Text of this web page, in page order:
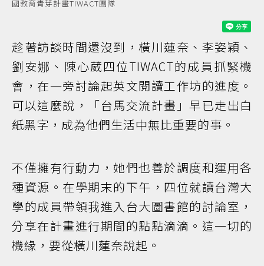
國教育青芽計畫TIWACT團隊
趁著訪談時間還沒到，橫川蓮奈、李姿穎、
劉安娜、陳心葳四位TIWACT的成員抓緊機
會，在一旁討論起英文閱讀工作坊的進度。
可以這麼說，「台馬交流計畫」早已走出白
紙黑字，成為他們生活中無比重要的事。
不僅擁有行動力，她們也善於調度和運用各
種資源。在學期末的下午，四位就讀台灣大
學的成員帶領我進入台大圖書館的討論室，
分享在計畫進行期間的點點滴滴。這一切的
機緣，要從橫川蓮奈說起。